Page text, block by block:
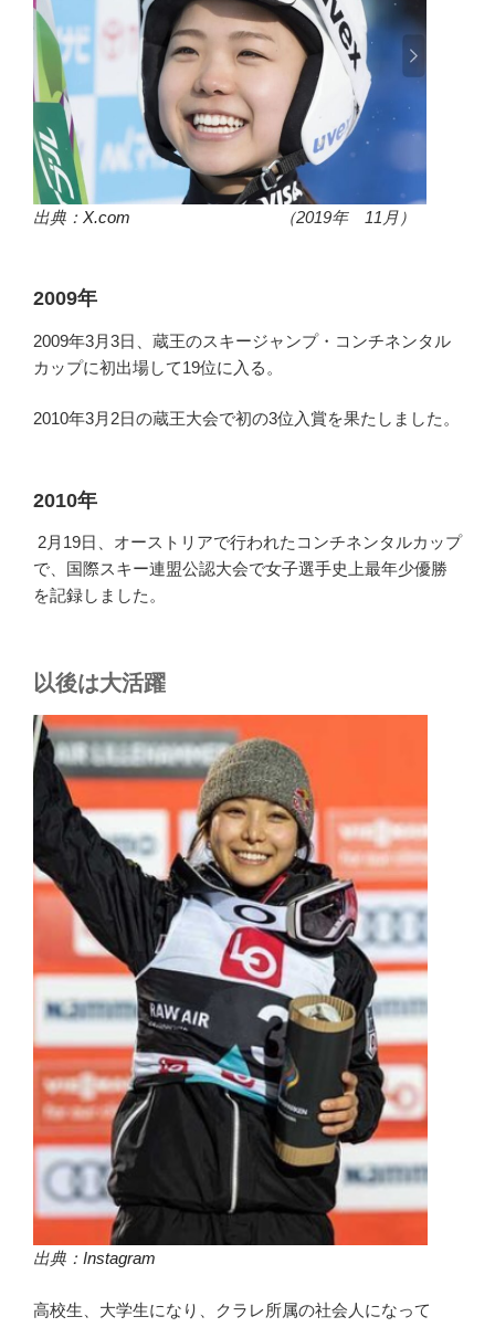
出典： X.com （2019年 11月）
2009年
2009年3月3日、蔵王のスキージャンプ・コンチネンタル
カップに初出場して19位に入る。
2010年3月2日の蔵王大会で初の3位入賞を果たしました。
2010年
2月19日、オーストリアで行われたコンチネンタルカップ
で、国際スキー連盟公認大会で女子選手史上最年少優勝
を記録しました。
以後は大活躍
出典：Instagram
高校生、大学生になり、クラレ所属の社会人になって